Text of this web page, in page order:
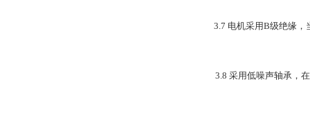
3.7 电机采用B级绝缘
3.8 采用低噪声轴承，